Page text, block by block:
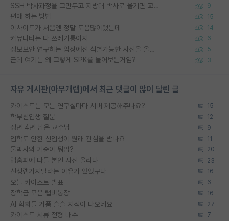
SSH 박사과정을 그만두고 지방대 박사로 옮기면 교수의 꿈은 끝일까요? 9
편애 하는 방법 15
이사이트가 처음엔 정말 도움많이됐는데 14
커뮤니티는 다 쓰레기통이지 6
정보보안 연구하는 입장에선 식별가능한 사진을 올리는건 비추이긴함 5
근데 여기는 왜 그렇게 SPK를 물어보는거임? 3
자유 게시판(아무개랩)에서 최근 댓글이 많이 달린 글
카이스트는 모든 연구실마다 서버 제공해주나요? 15
학부신입생 질문 12
정년 4년 남은 교수님 9
입학도 안한 신입생이 원래 관심을 받나요 11
물박사의 기준이 뭐임? 20
랩홈피에 다들 본인 사진 올리냐 23
신생랩가지말라는 이유가 있었구나 16
오늘 카이스트 발표 6
장학금 모은 랩비통장 16
AI 학회들 거품 슬슬 지적이 나오네요 27
카이스트 서류 전형 배수 7